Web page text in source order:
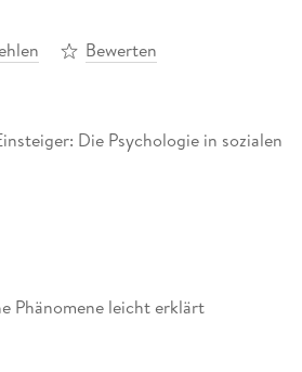
Bewerten
Die Psychologie in sozialen
25 sozialpsychologische Phänomene leicht erklärt